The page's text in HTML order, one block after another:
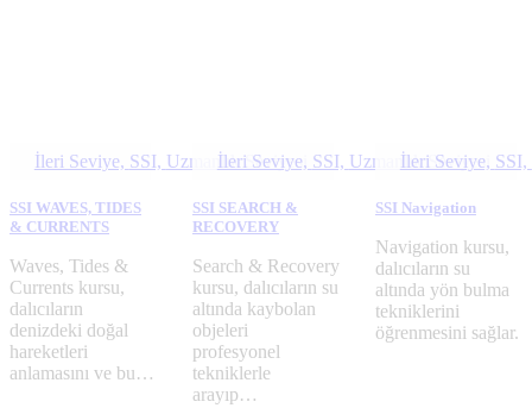
İleri Seviye, SSI, Uzmanlık Seviyesi
SSI WAVES, TIDES
& CURRENTS
Waves, Tides &
Currents kursu,
dalıcıların
denizdeki doğal
hareketleri
anlamasını ve bu…
İleri Seviye, SSI, Uzmanlık Seviyesi
SSI SEARCH &
RECOVERY
Search & Recovery
kursu, dalıcıların su
altında kaybolan
objeleri
profesyonel
tekniklerle
arayıp…
İleri Seviye, SSI,
SSI Navigation
Navigation kursu,
dalıcıların su
altında yön bulma
tekniklerini
öğrenmesini sağlar.